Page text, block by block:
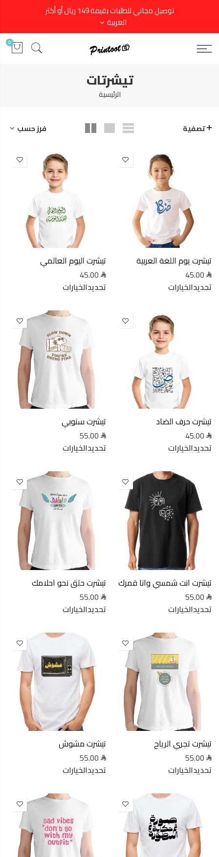
توصيل مجاني للطلبات بقيمة 149 ريال أو أكثر
العربية
0
تيشرتات
الرئيسية
تصفية فرز حسب
تيشرت يوم اللغة العربية
45.00
تحديدالخيارات
تيشرت اليوم العالمي
45.00
تحديدالخيارات
تيشرت حرف الضاد
45.00
تحديدالخيارات
تيشرت سنوبي
55.00
تحديدالخيارات
تيشرت انت شمسي وانا قمرك
55.00
تحديدالخيارات
تيشرت حلق نحو احلامك
55.00
تحديدالخيارات
تيشرت تجري الرياح
55.00
تحديدالخيارات
تيشرت مشوش
55.00
تحديدالخيارات